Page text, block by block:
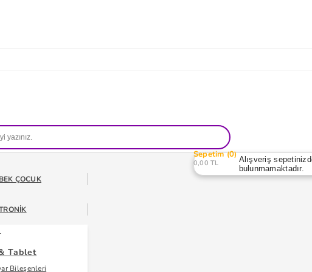
Sepetim 0
0,00 TL
Alışveriş
bulunmamaktadır.
ÇOCUK
Tablet
Bileşenleri